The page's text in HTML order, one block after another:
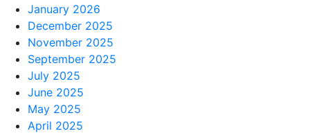
January 2026
December 2025
November 2025
September 2025
July 2025
June 2025
May 2025
April 2025